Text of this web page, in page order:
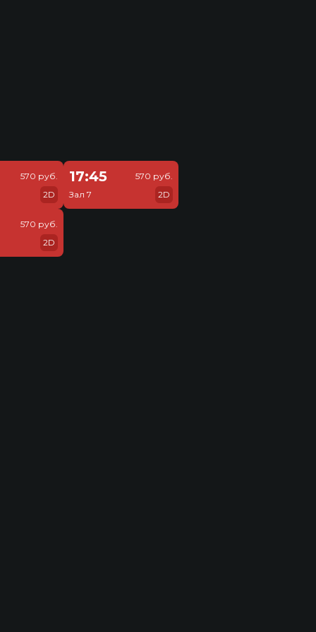
570 руб.
2D
17:45
Зал 7
570 руб.
2D
570 руб.
2D